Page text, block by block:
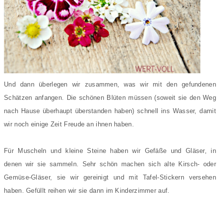
Und dann überlegen wir zusammen, was wir mit den gefundenen
Schätzen anfangen. Die schönen Blüten müssen (soweit sie den Weg
nach Hause überhaupt überstanden haben) schnell ins Wasser, damit
wir noch einige Zeit Freude an ihnen haben.
Für Muscheln und kleine Steine haben wir Gefäße und Gläser, in
denen wir sie sammeln. Sehr schön machen sich alte Kirsch- oder
Gemüse-Gläser, sie wir gereinigt und mit Tafel-Stickern versehen
haben. Gefüllt reihen wir sie dann im Kinderzimmer auf.